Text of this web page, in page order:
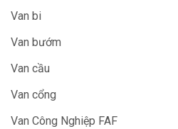
Van bi
Van bướm
Van cầu
Van cổng
Van Công Nghiệp FAF